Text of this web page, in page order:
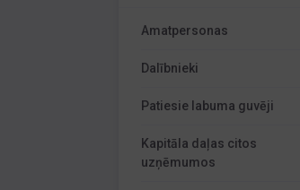
Amatpersonas
Dalībnieki
Patiesie labuma guvēji
Kapitāla daļas citos
uzņēmumos